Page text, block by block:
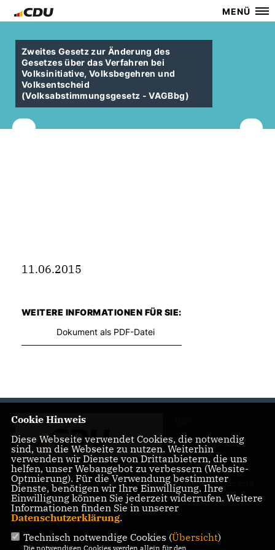
MENÜ
Zweites Gesetz zur Änderung des
Gesetzes über das Verfahren bei
Volksinitiative, Volksbegehren und
Volksentscheid
(Volksabstimmungsgesetz - VAGBbg)
11.06.2015
WEITERE INFORMATIONEN FÜR SIE:
Dokument als PDF-Datei
Landtagsabgeordnete Barbara Richstein präsentiert sich und
ihre politischen Ziele.
Cookie Hinweis
Diese Webseite verwendet Cookies, die notwendig
sind, um die Webseite zu nutzen. Weiterhin
verwenden wir Dienste von Drittanbietern, die uns
helfen, unser Webangebot zu verbessern (Website-
Optmierung). Für die Verwendung bestimmter
Dienste, benötigen wir Ihre Einwilligung. Ihre
Einwilligung können Sie jederzeit widerrufen. Weitere
Informationen finden Sie in unserer
Datenschutzerklärung.
Technisch notwendige Cookies (Übersicht)
Die notwendigen Cookies werden allein für den